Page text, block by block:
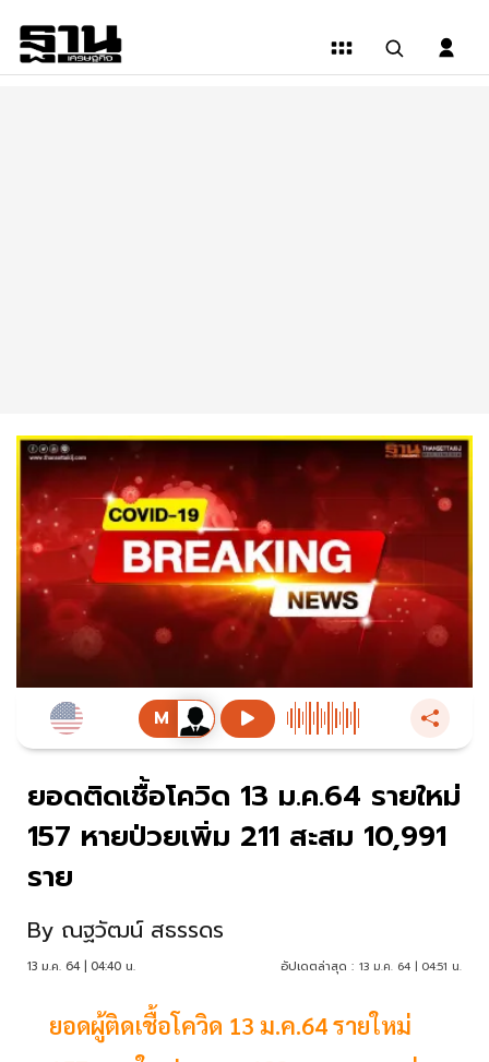
ยอดติดเชื้อโควิด 13 ม.ค.64 รายใหม่
157 หายป่วยเพิ่ม 211 สะสม 10,991
ราย
By ณฐวัฒน์ สธรรดร
13 ม.ค. 64 | 04:40 น. อัปเดตล่าสุด : 13 ม.ค. 64 | 04:51 น.
ยอดผู้ติดเชื้อโควิด 13 ม.ค.64 รายใหม่